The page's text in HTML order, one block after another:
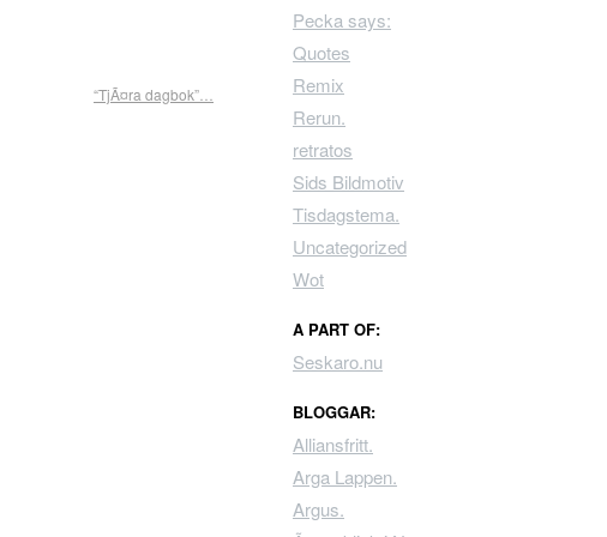
“TjÃ¤ra dagbok”…
Pecka says:
Quotes
Remix
Rerun.
retratos
Sids Bildmotiv
Tisdagstema.
Uncategorized
Wot
A PART OF:
Seskaro.nu
BLOGGAR:
Alliansfritt.
Arga Lappen.
Argus.